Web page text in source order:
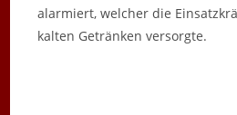
alarmiert, welcher die
kalten Getränken versorgte.